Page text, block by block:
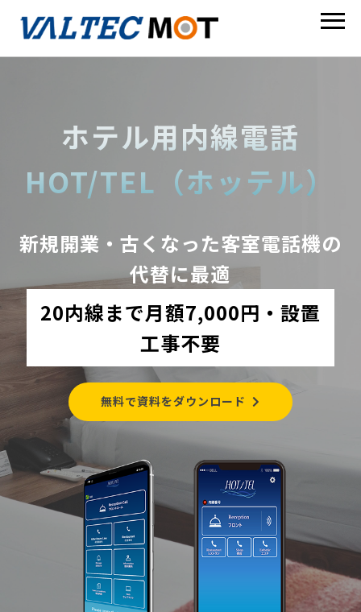
ホテル用内線電話
HOT/TEL（ホッテル）
新規開業・古くなった客室電話機の
代替に最適
20内線まで月額7,000円・設置
工事不要
無料で資料をダウンロード